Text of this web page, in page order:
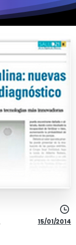
15/01/2014